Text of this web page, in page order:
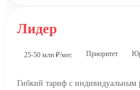
Лидер
25-50 млн ₽/мес Приоритет
Гибкий тариф с индивидуальным